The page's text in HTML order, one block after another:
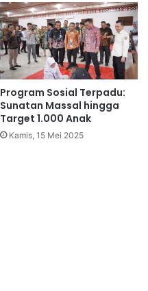
Program Sosial Terpadu:
Sunatan Massal hingga
Target 1.000 Anak
Kamis, 15 Mei 2025